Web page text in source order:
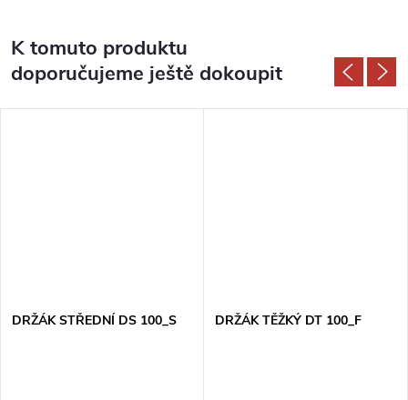
K tomuto produktu
doporučujeme ještě dokoupit
DRŽÁK STŘEDNÍ DS 100_S DRŽÁK TĚŽKÝ DT 100_F